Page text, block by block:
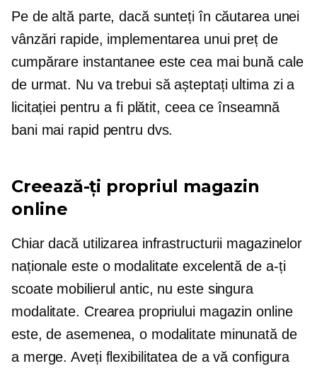
Pe de altă parte, dacă sunteți în căutarea unei
vânzări rapide, implementarea unui preț de
cumpărare instantanee este cea mai bună cale
de urmat. Nu va trebui să așteptați ultima zi a
licitației pentru a fi plătit, ceea ce înseamnă
bani mai rapid pentru dvs.
Creează-ți propriul magazin
online
Chiar dacă utilizarea infrastructurii magazinelor
naționale este o modalitate excelentă de a-ți
scoate mobilierul antic, nu este singura
modalitate. Crearea propriului magazin online
este, de asemenea, o modalitate minunată de
a merge. Aveți flexibilitatea de a vă configura